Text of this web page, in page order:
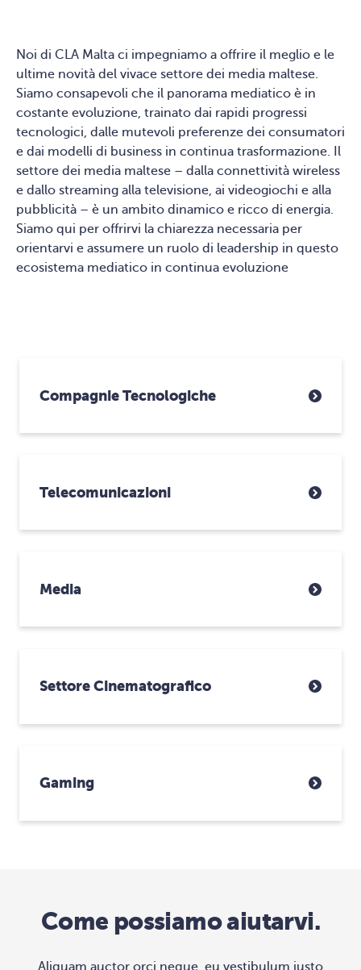
Noi di CLA Malta ci impegniamo a offrire il meglio e le
ultime novità del vivace settore dei media maltese.
Siamo consapevoli che il panorama mediatico è in
costante evoluzione, trainato dai rapidi progressi
tecnologici, dalle mutevoli preferenze dei consumatori
e dai modelli di business in continua trasformazione. Il
settore dei media maltese – dalla connettività wireless
e dallo streaming alla televisione, ai videogiochi e alla
pubblicità – è un ambito dinamico e ricco di energia.
Siamo qui per offrirvi la chiarezza necessaria per
orientarvi e assumere un ruolo di leadership in questo
ecosistema mediatico in continua evoluzione
Compagnie Tecnologiche
Telecomunicazioni
Media
Settore Cinematografico
Gaming
Come possiamo aiutarvi.
Aliquam auctor orci neque, eu vestibulum justo